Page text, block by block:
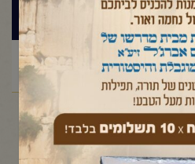
שבוע /
החיד"א-שיעור לאברכים
י"ט תמוז תשפ"ד
אוגוסט 27, 2024